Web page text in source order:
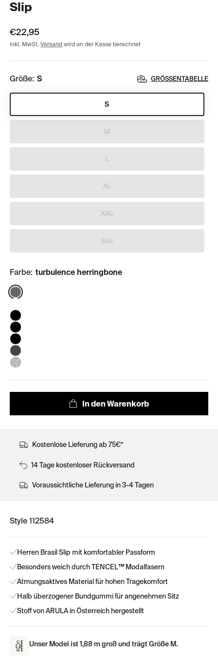
Slip
€22,95
inkl. MwSt. Versand wird an der Kasse berechnet
Größe: S GRÖSSENTABELLE
S
M
L
XL
XXL
3XL
Farbe: turbulence herringbone
Color:
Kostenlose Lieferung ab 75€*
14 Tage kostenloser Rückversand
Voraussichtliche Lieferung in 3-4 Tagen
Style 112584
Herren Brasil Slip mit komfortabler Passform
Besonders weich durch TENCEL™ Modalfasern
Atmungsaktives Material für hohen Tragekomfort
Halb überzogener Bundgummi für angenehmen Sitz
Stoff von ARULA in Österreich hergestellt
Unser Model ist 1,88 m groß und trägt Größe M.